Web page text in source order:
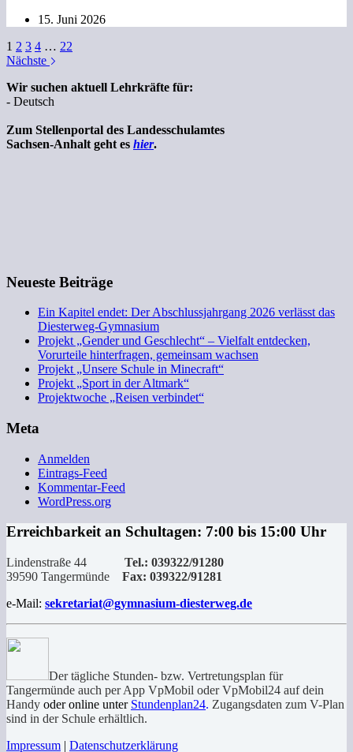
15. Juni 2026
1 2 3 4 … 22
Nächste
Wir suchen aktuell Lehrkräfte für:
- Deutsch
Zum Stellenportal des Landesschulamtes
Sachsen-Anhalt geht es hier.
Neueste Beiträge
Ein Kapitel endet: Der Abschlussjahrgang 2026 verlässt das
Diesterweg-Gymnasium
Projekt „Gender und Geschlecht“ – Vielfalt entdecken,
Vorurteile hinterfragen, gemeinsam wachsen
Projekt „Unsere Schule in Minecraft“
Projekt „Sport in der Altmark“
Projektwoche „Reisen verbindet“
Meta
Anmelden
Eintrags-Feed
Kommentar-Feed
WordPress.org
Erreichbarkeit an Schultagen: 7:00 bis 15:00 Uhr
Lindenstraße 44 Tel.: 039322/91280
39590 Tangermünde Fax: 039322/91281
e-Mail: sekretariat@gymnasium-diesterweg.de
Der tägliche Stunden- bzw. Vertretungsplan für
Tangermünde auch per App VpMobil oder VpMobil24 auf dein
Handy oder online unter Stundenplan24. Zugangsdaten zum V-Plan
sind in der Schule erhältlich.
Impressum | Datenschutzerklärung